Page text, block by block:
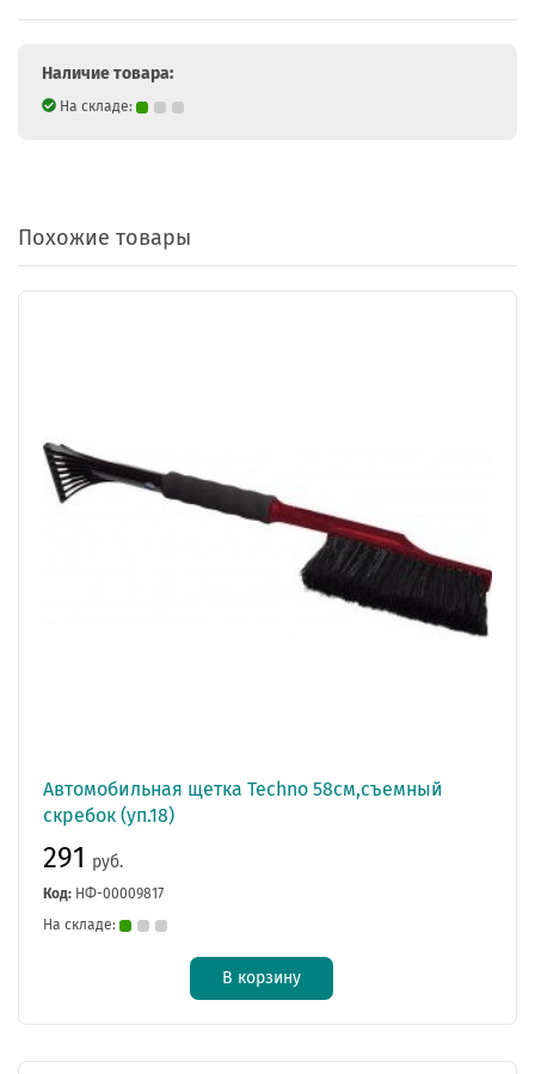
Наличие товара:
На складе:
Похожие товары
Автомобильная щетка Techno 58см,съемный
скребок (уп.18)
291 руб.
Код: НФ-00009817
На складе:
В корзину